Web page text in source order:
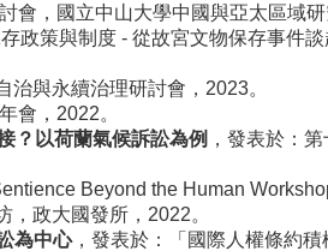
會，國立中山大學中國與亞太區域研
政策與制度 - 從故宮文物保存事件
與永續治理研討會，2023。
會，2022。
？以荷蘭氣候訴訟為例 ，發表於：
Beyond the Human
，政大國發所，2022。
為中心，發表於：「國際人權條約